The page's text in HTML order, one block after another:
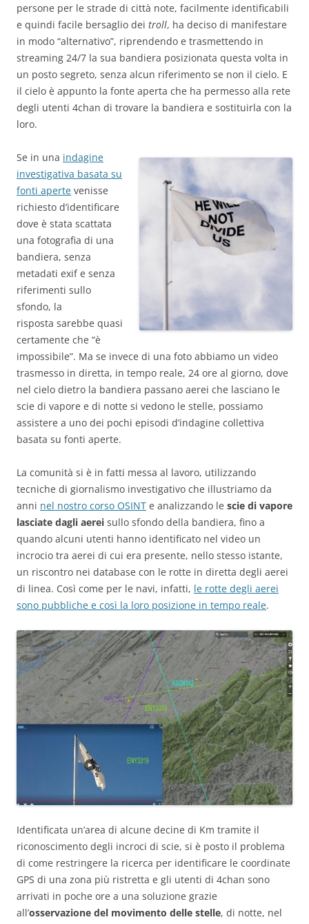
persone per le strade di città note, facilmente identificabili
e quindi facile bersaglio dei troll, ha deciso di manifestare
in modo “alternativo”, riprendendo e trasmettendo in
streaming 24/7 la sua bandiera posizionata questa volta in
un posto segreto, senza alcun riferimento se non il cielo. E
il cielo è appunto la fonte aperta che ha permesso alla rete
degli utenti 4chan di trovare la bandiera e sostituirla con la
loro.
Se in una indagine
investigativa basata su
fonti aperte venisse
richiesto d’identificare
dove è stata scattata
una fotografia di una
bandiera, senza
metadati exif e senza
riferimenti sullo
sfondo, la
risposta sarebbe quasi
certamente che “è
impossibile”. Ma se invece di una foto abbiamo un video
trasmesso in diretta, in tempo reale, 24 ore al giorno, dove
nel cielo dietro la bandiera passano aerei che lasciano le
scie di vapore e di notte si vedono le stelle, possiamo
assistere a uno dei pochi episodi d’indagine collettiva
basata su fonti aperte.
La comunità si è in fatti messa al lavoro, utilizzando
tecniche di giornalismo investigativo che illustriamo da
anni nel nostro corso OSINT e analizzando le scie di vapore
lasciate dagli aerei sullo sfondo della bandiera, fino a
quando alcuni utenti hanno identificato nel video un
incrocio tra aerei di cui era presente, nello stesso istante,
un riscontro nei database con le rotte in diretta degli aerei
di linea. Così come per le navi, infatti, le rotte degli aerei
sono pubbliche e così la loro posizione in tempo reale.
Identificata un’area di alcune decine di Km tramite il
riconoscimento degli incroci di scie, si è posto il problema
di come restringere la ricerca per identificare le coordinate
GPS di una zona più ristretta e gli utenti di 4chan sono
arrivati in poche ore a una soluzione grazie
all’osservazione del movimento delle stelle, di notte, nel